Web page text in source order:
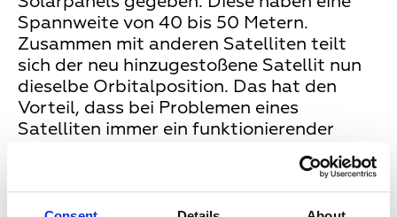
Spannweite von 40 bis 50 Metern.
Zusammen mit anderen Satelliten teilt
sich der neu hinzugestoßene Satellit nun
dieselbe Orbitalposition. Das hat den
Vorteil, dass bei Problemen eines
Satelliten immer ein funktionierender
Bandbreite für hochauflösendes